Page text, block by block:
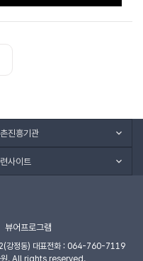
진흥기관
사이트
뷰어프로그램
강정동) 대표전화 : 064-760-7119